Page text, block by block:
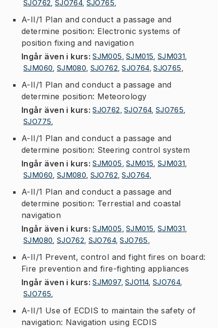
SJO762 SJO764, SJO765
A-II/1 Plan and conduct a passage and
determine position: Electronic systems of
position fixing and navigation
Ingår även i kurs: SJM005 SJM015 SJM031
SJM060 SJM080 SJO762 SJO764, SJO765
A-II/1 Plan and conduct a passage and
determine position: Meteorology
Ingår även i kurs: SJO762 SJO764, SJO765
SJO775
A-II/1 Plan and conduct a passage and
determine position: Steering control system
Ingår även i kurs: SJM005 SJM015 SJM031
SJM060 SJM080 SJO762 SJO764,
A-II/1 Plan and conduct a passage and
determine position: Terrestial and coastal
navigation
Ingår även i kurs: SJM005 SJM015 SJM031
SJM080 SJO762 SJO764, SJO765
A-II/1 Prevent, control and fight fires on board:
Fire prevention and fire-fighting appliances
Ingår även i kurs: SJM097, SJO114, SJO764,
SJO765
A-II/1 Use of ECDIS to maintain the safety of
navigation: Navigation using ECDIS